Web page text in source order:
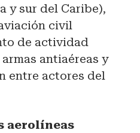
y sur del Caribe),
civil
de actividad
antiaéreas y
entre actores del
aerolíneas